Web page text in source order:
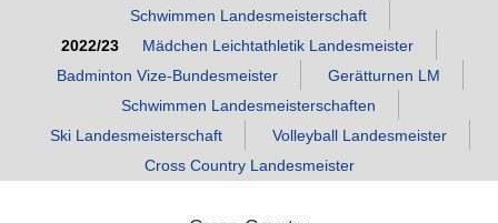
Schwimmen Landesmeisterschaft
2022/23
Mädchen Leichtathletik Landesmeister
Badminton Vize‑Bundesmeister
Gerätturnen LM
Schwimmen Landesmeisterschaften
Ski Landesmeisterschaft
Volleyball Landesmeister
Cross Country Landesmeister